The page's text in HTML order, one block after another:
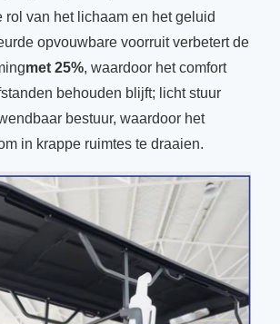
rol van het lichaam en het geluid
opvouwbare voorruit verbetert de
met 25%, waardoor het comfort
behouden blijft; licht stuur
bestuur, waardoor het
in krappe ruimtes te draaien.